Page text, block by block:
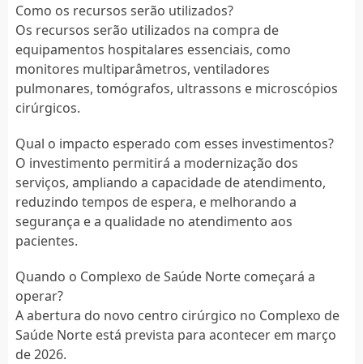
Como os recursos serão utilizados?
Os recursos serão utilizados na compra de
equipamentos hospitalares essenciais, como
monitores multiparâmetros, ventiladores
pulmonares, tomógrafos, ultrassons e microscópios
cirúrgicos.
Qual o impacto esperado com esses investimentos?
O investimento permitirá a modernização dos
serviços, ampliando a capacidade de atendimento,
reduzindo tempos de espera, e melhorando a
segurança e a qualidade no atendimento aos
pacientes.
Quando o Complexo de Saúde Norte começará a
operar?
A abertura do novo centro cirúrgico no Complexo de
Saúde Norte está prevista para acontecer em março
de 2026.